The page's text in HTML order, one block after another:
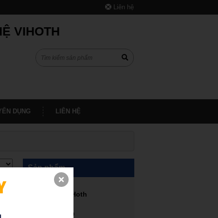
Liên hệ
VIHOTH
DỤNG LIÊN HỆ
Sản phẩm
Máy in 3D ViHoth
Dịch vụ in 3D